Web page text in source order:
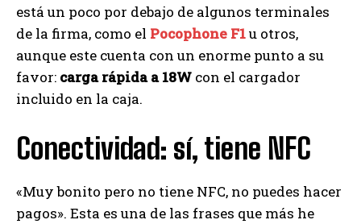
está un poco por debajo de algunos terminales
de la firma, como el Pocophone F1u otros,
aunque este cuenta con un enorme punto a su
favor: carga rápida a 18W con el cargador
incluido en la caja.
Conectividad: sí, tiene NFC
«Muy bonito pero no tiene NFC, no puedes hacer
pagos». Esta es una de las frases que más he